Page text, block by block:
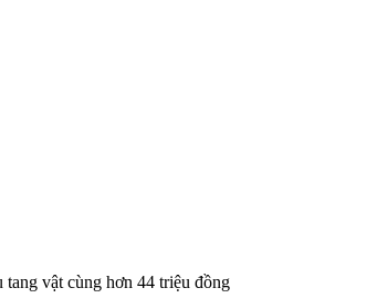
vật cùng hơn 44 triệu đồng